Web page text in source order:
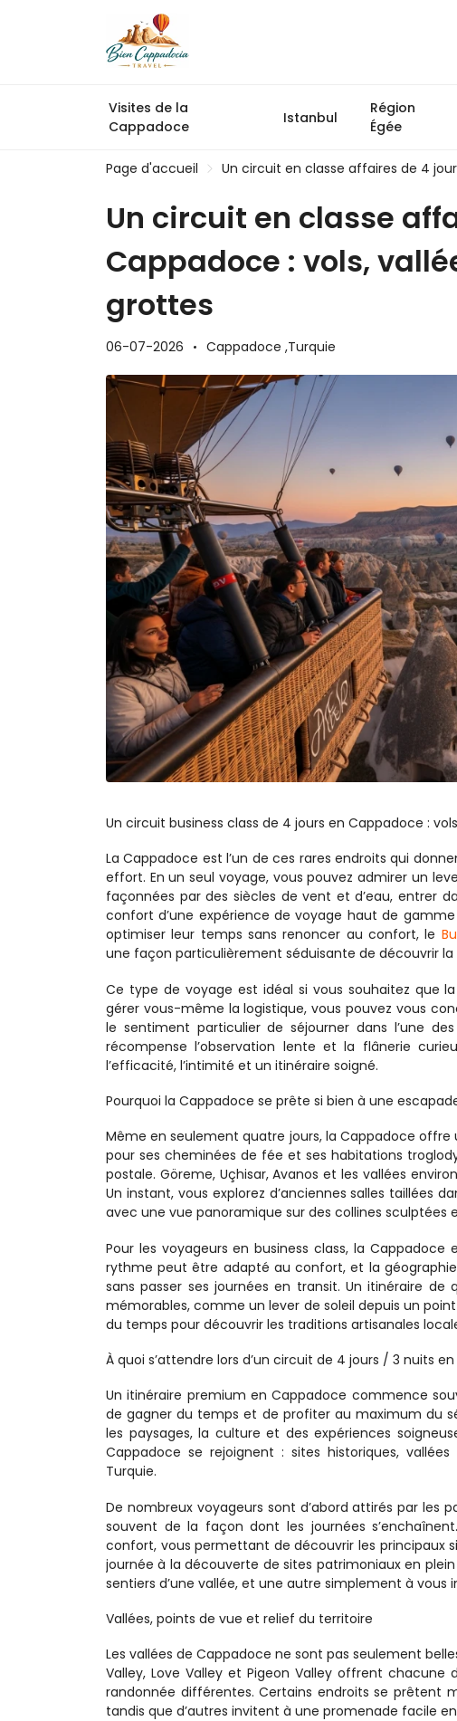
Visites de la
Cappadoce
Istanbul
Région
Égée
Page d'accueil Un circuit en classe affaires de 4
Un circuit en classe
Cappadoce : vols,
grottes
06-07-2026 Cappadoce ,Turquie
Un circuit business class de 4 jours en Cappadoce :
La Cappadoce est l’un de ces rares endroits qui
effort. En un seul voyage, vous pouvez admirer un
façonnées par des siècles de vent et d’eau, entrer
confort d’une expérience de voyage haut de
optimiser leur temps sans renoncer au confort, le
une façon particulièrement séduisante de découvrir la
Ce type de voyage est idéal si vous souhaitez que
gérer vous-même la logistique, vous pouvez vous
le sentiment particulier de séjourner dans l’une
récompense l’observation lente et la flânerie
l’efficacité, l’intimité et un itinéraire soigné.
Pourquoi la Cappadoce se prête si bien à une
Même en seulement quatre jours, la Cappadoce offre
pour ses cheminées de fée et ses habitations
postale. Göreme, Uçhisar, Avanos et les vallées
Un instant, vous explorez d’anciennes salles taillées
avec une vue panoramique sur des collines sculptées
Pour les voyageurs en business class, la
rythme peut être adapté au confort, et la
sans passer ses journées en transit. Un itinéraire
mémorables, comme un lever de soleil depuis un
du temps pour découvrir les traditions artisanales
À quoi s’attendre lors d’un circuit de 4 jours / 3 nuits
Un itinéraire premium en Cappadoce commence
de gagner du temps et de profiter au maximum du
les paysages, la culture et des expériences
Cappadoce se rejoignent : sites historiques,
Turquie.
De nombreux voyageurs sont d’abord attirés par les
souvent de la façon dont les journées
confort, vous permettant de découvrir les principaux
journée à la découverte de sites patrimoniaux en
sentiers d’une vallée, et une autre simplement à
Vallées, points de vue et relief du territoire
Les vallées de Cappadoce ne sont pas seulement
Valley, Love Valley et Pigeon Valley offrent
randonnée différentes. Certains endroits se prêtent
tandis que d’autres invitent à une promenade facile